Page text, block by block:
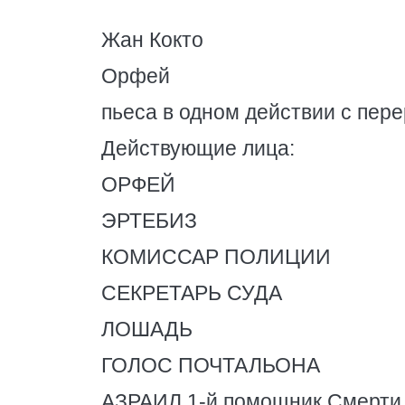
Жан Кокто
Орфей
пьеса в одном действии с
Действующие лица:
ОРФЕЙ
ЭРТЕБИЗ
КОМИССАР ПОЛИЦИИ
СЕКРЕТАРЬ СУДА
ЛОШАДЬ
ГОЛОС ПОЧТАЛЬОНА